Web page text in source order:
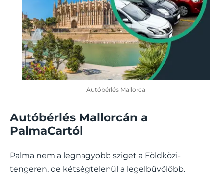
Autóbérlés Mallorca
Autóbérlés Mallorcán a
PalmaCartól
Palma nem a legnagyobb sziget a Földközi-
tengeren, de kétségtelenül a legelbűvölőbb.